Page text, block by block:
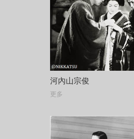
河內山宗俊
更多